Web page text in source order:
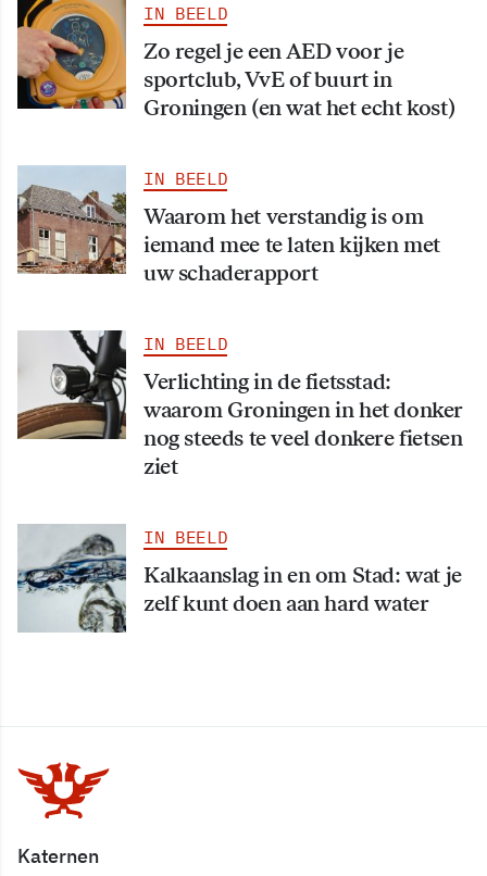
IN BEELD
Zo regel je een AED voor je
sportclub, VvE of buurt in
Groningen (en wat het echt kost)
IN BEELD
Waarom het verstandig is om
iemand mee te laten kijken met
uw schaderapport
IN BEELD
Verlichting in de fietsstad:
waarom Groningen in het donker
nog steeds te veel donkere fietsen
ziet
IN BEELD
Kalkaanslag in en om Stad: wat je
zelf kunt doen aan hard water
Katernen